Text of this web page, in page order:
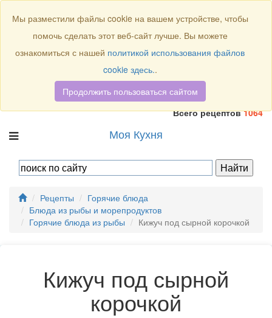
Всего рецептов1064
Моя Кухня
Рецепты
Горячие блюда
Блюда из рыбы и морепродуктов
Горячие блюда из рыбы
Кижуч под сырной корочкой
Кижуч под сырной
корочкой
Мы разместили файлы cookie на вашем устройстве, чтобы
помочь сделать этот веб-сайт лучше. Вы можете
ознакомиться с нашей политикой использования файлов
cookie здесь..
Продолжить пользоваться сайтом